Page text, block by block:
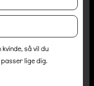
så vil du
lige dig.